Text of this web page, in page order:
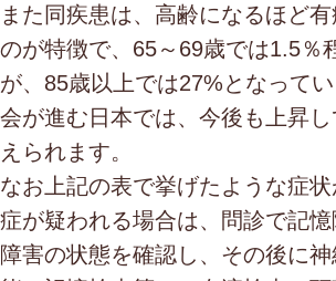
また同疾患は、高齢になるほど
のが特徴で、65～69歳では1.5％
が、85歳以上では27%となって
会が進む日本では、今後も上昇
えられます。
なお上記の表で挙げたような症
症が疑われる場合は、問診で記
障害の状態を確認し、その後に